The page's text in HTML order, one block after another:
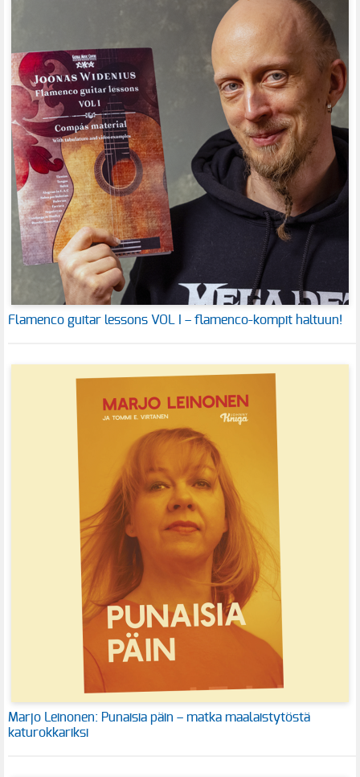
Flamenco guitar lessons VOL I – flamenco-kompit haltuun!
Marjo Leinonen: Punaisia päin – matka maalaistytöstä
katurokkariksi